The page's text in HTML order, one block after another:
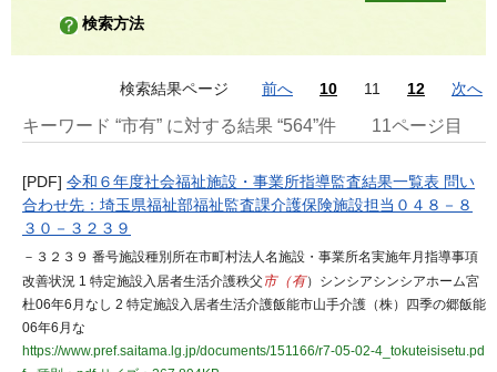
検索方法
検索結果ページ 前へ 10 11 12 次へ
キーワード “市有” に対する結果 “564”件 11ページ目
[PDF] 令和６年度社会福祉施設・事業所指導監査結果一覧表 問い
合わせ先：埼玉県福祉部福祉監査課介護保険施設担当０４８－８
３０－３２３９
－３２３９ 番号施設種別所在市町村法人名施設・事業所名実施年月指導事項
改善状況 1 特定施設入居者生活介護秩父 市（有）シンシアシンシアホーム宮
杜06年6月なし 2 特定施設入居者生活介護飯能市山手介護（株）四季の郷飯能
06年6月な
https://www.pref.saitama.lg.jp/documents/151166/r7-05-02-4_tokuteisisetu.pd